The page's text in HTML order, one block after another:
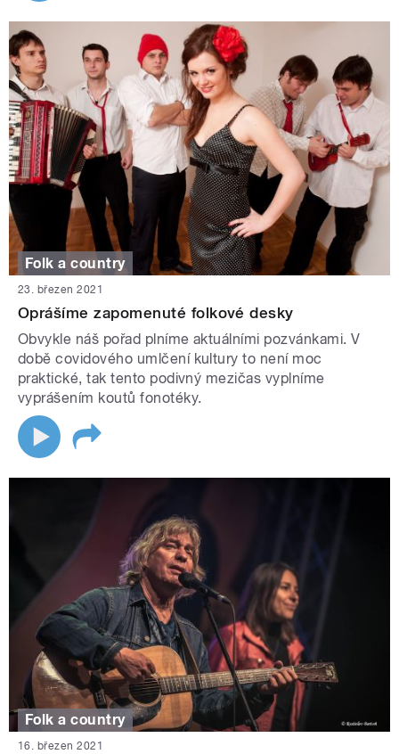
Folk a country
23. březen 2021
Oprášíme zapomenuté folkové desky
Obvykle náš pořad plníme aktuálními pozvánkami. V
době covidového umlčení kultury to není moc
praktické, tak tento podivný mezičas vyplníme
vyprášením koutů fonotéky.
Folk a country
16. březen 2021